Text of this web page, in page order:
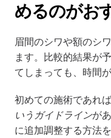
めるのがお
眉間のシワや額のシ
ます。比較的結果が
てしまっても、時間
初めての施術であれば
いうガイドラインが
に追加調整する方法